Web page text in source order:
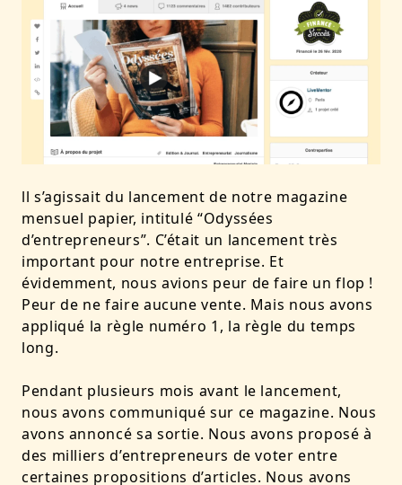
ll s’agissait du lancement de notre magazine
mensuel papier, intitulé “Odyssées
d’entrepreneurs”. C’était un lancement très
important pour notre entreprise. Et
évidemment, nous avions peur de faire un flop !
Peur de ne faire aucune vente. Mais nous avons
appliqué la règle numéro 1, la règle du temps
long.
Pendant plusieurs mois avant le lancement,
nous avons communiqué sur ce magazine. Nous
avons annoncé sa sortie. Nous avons proposé à
des milliers d’entrepreneurs de voter entre
certaines propositions d’articles. Nous avons